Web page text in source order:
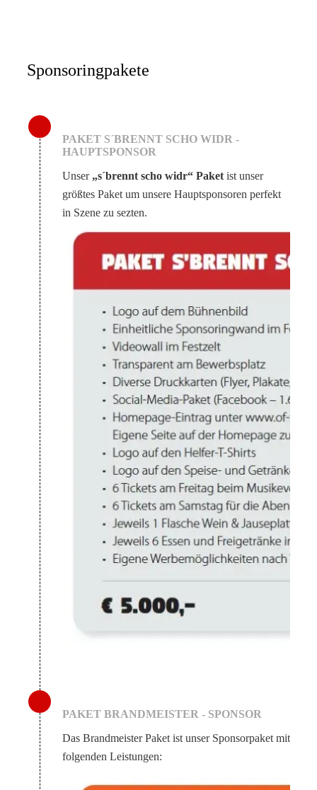
Sponsoringpakete
PAKET S´BRENNT SCHO WIDR -
HAUPTSPONSOR
Unser „s´brennt scho widr“ Paket ist unser
größtes Paket um unsere Hauptsponsoren perfekt
in Szene zu sezten.
PAKET BRANDMEISTER - SPONSOR
Das Brandmeister Paket ist unser Sponsorpaket mit
folgenden Leistungen: